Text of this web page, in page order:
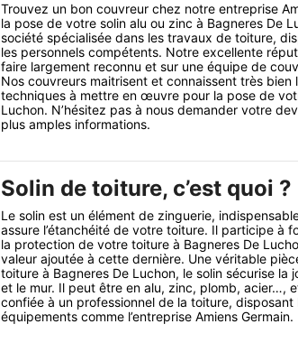
Trouvez un bon couvreur chez notre entreprise
la pose de votre solin alu ou zinc à Bagneres De
société spécialisée dans les travaux de toiture,
les personnels compétents. Notre excellente
faire largement reconnu et sur une équipe de
Nos couvreurs maitrisent et connaissent très bien
techniques à mettre en œuvre pour la pose de
Luchon. N’hésitez pas à nous demander votre
plus amples informations.
Solin de toiture, c’est quoi ?
Le solin est un élément de zinguerie,
assure l’étanchéité de votre toiture. Il participe à
la protection de votre toiture à Bagneres De
valeur ajoutée à cette dernière. Une véritable
toiture à Bagneres De Luchon, le solin sécurise la
et le mur. Il peut être en alu, zinc, plomb, acier…,
confiée à un professionnel de la toiture, disposant
équipements comme l’entreprise Amiens Germain.